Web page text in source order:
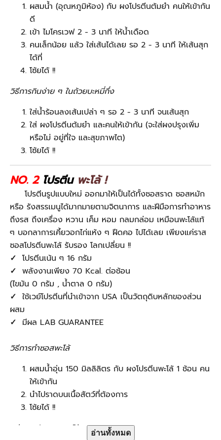
ผสมน้ำ (อุณหภูมิห้อง) กับ ผงโปรตีนต้มยำ คนให้เข้ากัน
ดี
เข้า ไมโครเวฟ 2 - 3 นาที ให้น้ำเดือด
คนเล็กน้อย แล้ว ใส่เส้นได้เลย รอ 2 - 3 นาที ให้เส้นสุก
ได้ที่
โซ้ยได้ !!
วิธีการกินง่าย ๆ ในถ้วยบะหมี่กึ่ง
ใส่น้ำร้อนลงเส้นเปล่า ๆ รอ 2 - 3 นาที จนเส้นสุก
ใส่ ผงโปรตีนต้มยำ และคนให้เข้ากัน (จะใส่ผงปรุงเพิ่ม
หรือไม่ อยู่ที่ใจ และสุขภาพไต)
โซ้ยได้ !!
NO. 2 โปรตีน พะโล้ !
โปรตีนรูปแบบใหม่ ออกมาให้เป็นได้ทั้งซอสราด ซอสหมัก
หรือ รังสรรเมนูได้มากมายตามจิตนาการ และฝีมือการทำอาหาร
ถึงรส ถึงเครื่อง หวาน เค็ม หอม กลมกล่อม เหมือนพะโล้แท้
ๆ บอกลาการเคี้ยวอกไก่แห้ง ๆ ฝืดคอ ไปได้เลย เพียงแค่ราส
ซอสโปรตีนพะโล้ รับรอง โลกเปลี่ยน !!
✓ โปรตีนเน้น ๆ 16 กรัม
✓ พลังงานเพียง 70 Kcal. ต่อช้อน
(ไขมัน 0 กรัม , น้ำตาล 0 กรัม)
✓ ใช้เวย์โปรตีนที่นำเข้าจาก USA เป็นวัตถุดิบหลักของส่วน
ผสม
✓ มีผล LAB GUARANTEE
วิธีการทำซอสพะโล้
ผสมน้ำอุ่น 150 มิลลิลิตร กับ ผงโปรตีนพะโล้ 1 ช้อน คน
ให้เข้ากัน
นำไปราดบนเนื้อสัตว์ที่ต้องการ
โซ้ยได้ !!
วิธีการหมัก ซอสพะโล้
อ่านทั้งหมด